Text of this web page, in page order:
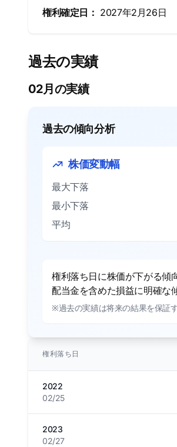
権利確定日： 2027年2月26日
過去の実績
02月の実績
過去の傾向分析
株価変動幅
最大下落
最小下落
平均
権利落ち日に株価が下がる傾
配当金を含めた損益に明確な
※過去の実績は将来の結果を保証
権利落ち日
2022
02/25
2023
02/27